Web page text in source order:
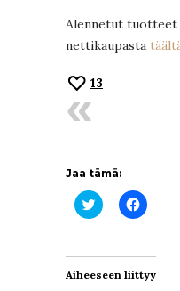
Alennetut tuotteet
nettikaupasta
13
Jaa tämä:
Jaa Jaa
Aiheeseen liittyy